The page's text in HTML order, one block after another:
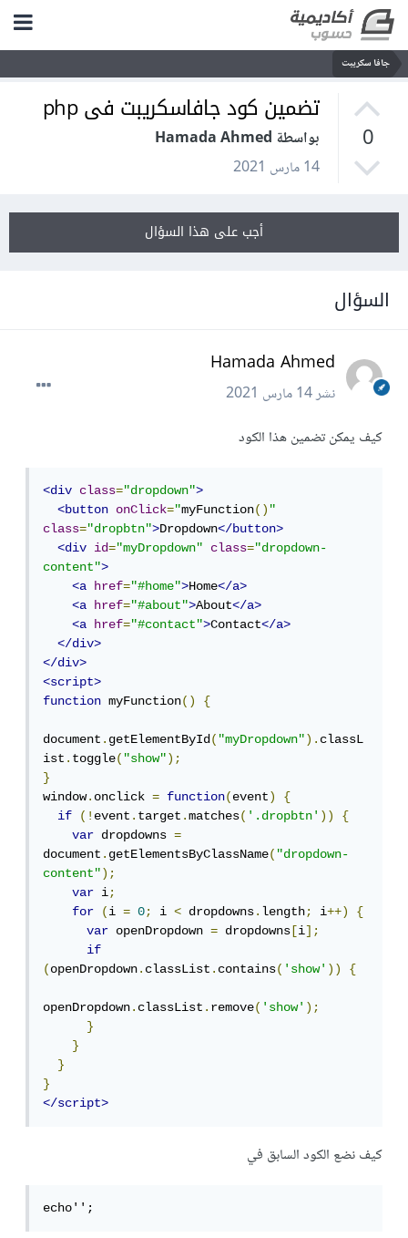
جافا سكريبت
0
تضمين كود جافاسكريبت فى php
بواسطة Hamada Ahmed
14 مارس 2021
أجب على هذا السؤال
السؤال
Hamada Ahmed
نشر14 مارس 2021
كيف يمكن تضمين هذا الكود
<div class="dropdown">
<button
onClick="myFunction()"
class="dropbtn">Dropdown</button>
<div
id="myDropdown" class="dropdown-
content">
<a
href="#home">Home</a>
<a
href="#about">About</a>
<a
href="#contact">Contact</a>
</div>
</div>
<script>
function myFunction() {
document.getElementById("myDropdown").classL
ist.toggle("show");
}
window.onclick = function(event)
{
if
(!event.target.matches('.dropbtn'))
{
var dropdowns =
document.getElementsByClassName("dropdown-
content");
var i;
for
(i = 0; i < dropdowns.length; i++)
{
var openDropdown = dropdowns [i];
if
(openDropdown.classList.contains('show')) {
openDropdown.classList.remove('show');
}
}
}
}
</script>
كيف نضع الكود السابق في
echo'';